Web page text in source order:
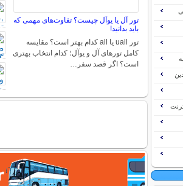
تور آل یا یوآل چیست؟ تفاوت‌های مهمی که
باید بدانید!
تور uall یا all کدام بهتر است؟ مقایسه
کامل تورهای آل و یوآل؛ کدام انتخاب بهتری
است؟ اگر قصد سفر…